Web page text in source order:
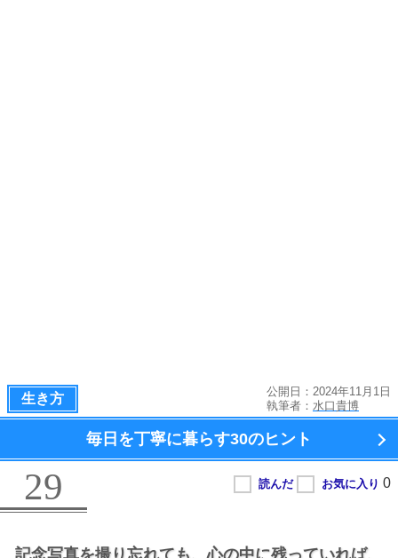
生き方
公開日：2024年11月1日
執筆者： 水口貴博
毎日を丁寧に暮らす30のヒント
29
記念写真を撮り忘れても、心の中に残っていれば、